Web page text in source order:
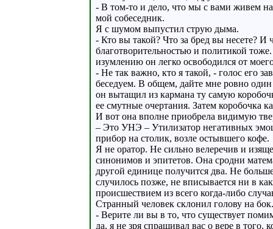
- В том-то и дело, что мы с вами живем
мой собеседник.
Я с шумом выпустил струю дыма.
- Кто вы такой? Что за бред вы несете?
благотворительностью и политикой
изумлению он легко освободился от
- Не так важно, кто я такой, - голос его
беседуем. В общем, дайте мне ровно
он вытащил из кармана ту самую
ее смутные очертания. Затем коробочка
И вот она вполне приобрела видимую
– Это УНЭ – Утилизатор негативных
прибор на столик, возле остывшего кофе.
Я не оратор. Не сильно велеречив и
синонимов и эпитетов. Она сродни
другой единице получится два. Не
случилось позже, не вписывается ни в
происшествием из всего когда-либо
Странный человек склонил голову на бок.
- Верите ли вы в то, что существует
да, я не зря спрашивал вас о вере в того,